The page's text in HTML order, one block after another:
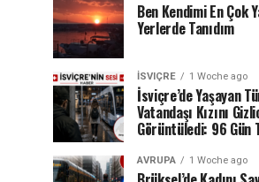
Ben Kendimi En Çok
Yerlerde Tanıdım
İSVIÇRE 1 Woche ago
İsviçre’de Yaşayan
Vatandaşı Kızını
Görüntüledi: 96 Gün
AVRUPA 1 Woche ago